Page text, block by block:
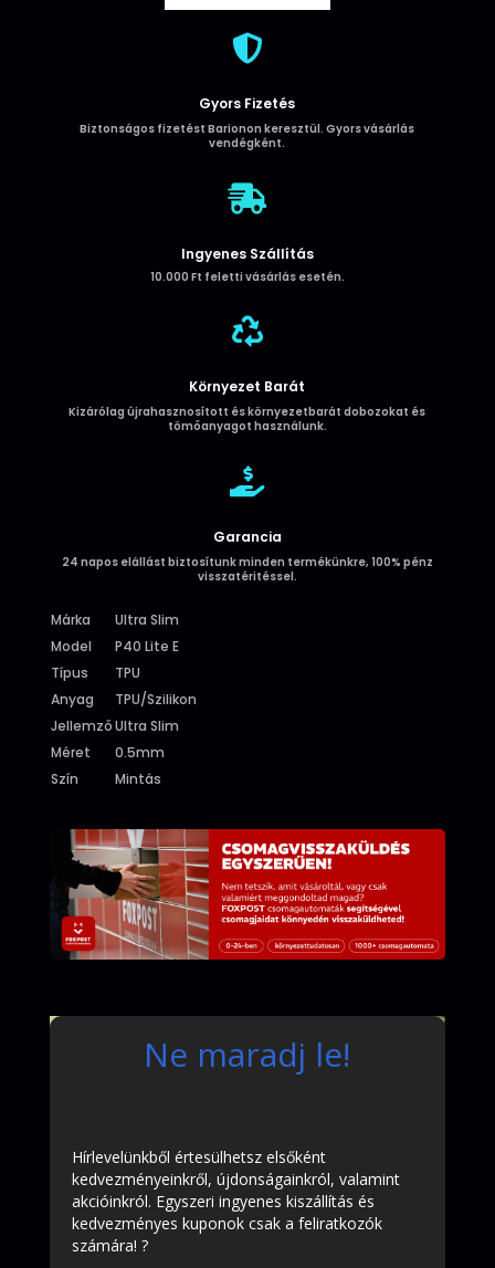

Gyors Fizetés
Biztonságos fizetést Barionon keresztül. Gyors vásárlás
vendégként.

Ingyenes Szállítás
10.000 Ft feletti vásárlás esetén.

Környezet Barát
Kizárólag újrahasznosított és környezetbarát dobozokat és
tömőanyagot használunk.

Garancia
24 napos elállást biztosítunk minden termékünkre, 100% pénz
visszatéritéssel.
Márka
Ultra Slim
Model
P40 Lite E
Típus
TPU
Anyag
TPU/Szilikon
JellemzőUltra Slim
Méret
0.5mm
Szín
Mintás
Ne maradj le!
Hírlevelünkből értesülhetsz elsőként
kedvezményeinkről, újdonságainkról, valamint
akcióinkról. Egyszeri ingyenes kiszállítás és
kedvezményes kuponok csak a feliratkozók
számára! ?